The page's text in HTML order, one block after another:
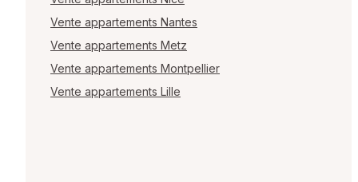
Vente appartements Nantes
Vente appartements Metz
Vente appartements Montpellier
Vente appartements Lille